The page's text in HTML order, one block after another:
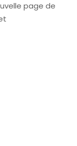
page de